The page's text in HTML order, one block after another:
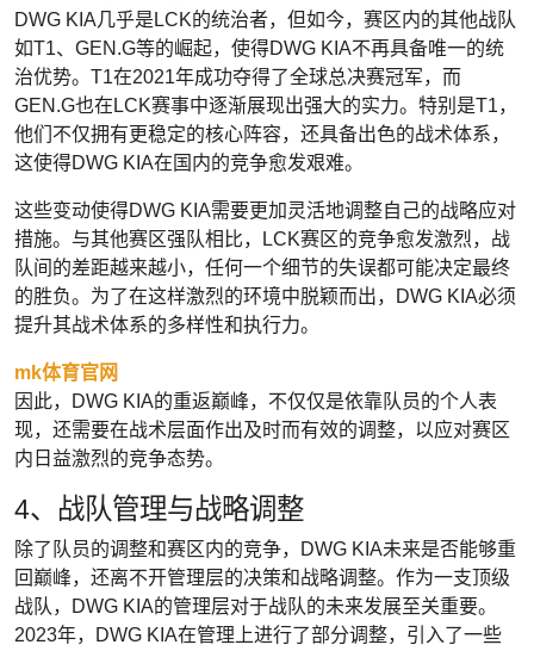
DWG KIA几乎是LCK的统治者，但如今，赛区内的其他战队
如T1、GEN.G等的崛起，使得DWG KIA不再具备唯一的统
治优势。T1在2021年成功夺得了全球总决赛冠军，而
GEN.G也在LCK赛事中逐渐展现出强大的实力。特别是T1，
他们不仅拥有更稳定的核心阵容，还具备出色的战术体系，
这使得DWG KIA在国内的竞争愈发艰难。
这些变动使得DWG KIA需要更加灵活地调整自己的战略应对
措施。与其他赛区强队相比，LCK赛区的竞争愈发激烈，战
队间的差距越来越小，任何一个细节的失误都可能决定最终
的胜负。为了在这样激烈的环境中脱颖而出，DWG KIA必须
提升其战术体系的多样性和执行力。
mk体育官网
因此，DWG KIA的重返巅峰，不仅仅是依靠队员的个人表
现，还需要在战术层面作出及时而有效的调整，以应对赛区
内日益激烈的竞争态势。
4、战队管理与战略调整
除了队员的调整和赛区内的竞争，DWG KIA未来是否能够重
回巅峰，还离不开管理层的决策和战略调整。作为一支顶级
战队，DWG KIA的管理层对于战队的未来发展至关重要。
2023年，DWG KIA在管理上进行了部分调整，引入了一些